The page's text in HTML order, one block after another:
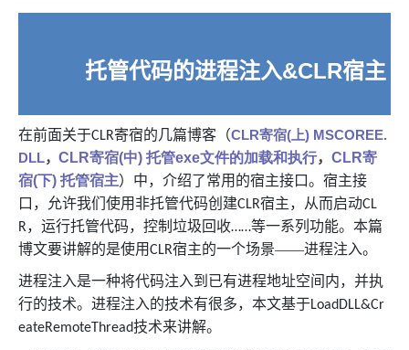
托管代码的进程注入&CLR宿主
在前面关于CLR寄宿的几篇博客（CLR寄宿( 上) MSCOREE.
DLL， CLR寄宿(中) 托管exe文件的加载和执行， CLR寄
宿(下) 托管宿主）中，介绍了常用的宿主接口。宿主接
口，允许我们使用非托管代码创建CLR宿主，从而启动CL
R，运行托管代码，控制垃圾回收……等一系列功能。本篇
博文要讲解的是使用CLR宿主的一个场景——进程注入。
进程注入是一种将代码注入到已有进程地址空间内，并执
行的技术。进程注入的技术有很多，本文基于LoadDLL&Cr
eateRemoteThread技术来讲解。